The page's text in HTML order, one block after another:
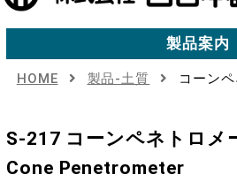
製品案内
HOME 製品-土質 コーン
S-217 コーンペネトロメ
Cone Penetrometer